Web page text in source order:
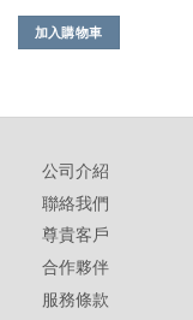
加入購物車
公司介紹
聯絡我們
尊貴客戶
合作夥伴
服務條款